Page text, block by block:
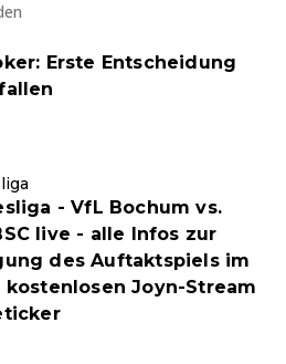
Erste Entscheidung
- VfL Bochum vs.
live - alle Infos zur
des Auftaktspiels im
kostenlosen Joyn-Stream